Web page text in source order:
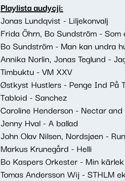
Playlista audycji:
Jonas Lundqvist - Liljekonvalj
Frida Öhrn, Bo Sundström -
Bo Sundström - Man kan undra
Annika Norlin, Jonas Teglund -
Timbuktu - VM XXV
Østkyst Hustlers - Penge Ind På
Tabloid - Sanchez
Caroline Henderson - Nectar and
Jenny Hval - A ballad
John Olav Nilsen, Nordsjøen -
Markus Krunegård - Helli
Bo Kaspers Orkester - Min kärlek
Tomas Andersson Wij - STHLM